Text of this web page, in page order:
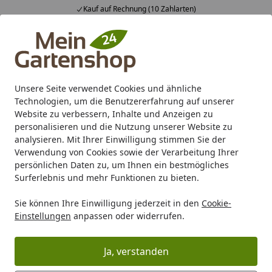
Unsere Seite verwendet Cookies und ähnliche
Technologien, um die Benutzererfahrung auf unserer
Website zu verbessern, Inhalte und Anzeigen zu
personalisieren und die Nutzung unserer Website zu
analysieren. Mit Ihrer Einwilligung stimmen Sie der
Verwendung von Cookies sowie der Verarbeitung Ihrer
persönlichen Daten zu, um Ihnen ein bestmögliches
Surferlebnis und mehr Funktionen zu bieten.
Sie können Ihre Einwilligung jederzeit in den Cookie-
Einstellungen anpassen oder widerrufen.
Ja, verstanden
Kauf auf Rechnung (10 Zahlarten)
Alle Produkte
Mein Konto
Suchen
Karibu Pools inkl. gratis Sandfilteranlage & Pool-
Starterset (Gesamtwert bis 468,99€)
Startseite
Carport/Garage/Vordach Carport Holz Einzelcarport Holz
cm